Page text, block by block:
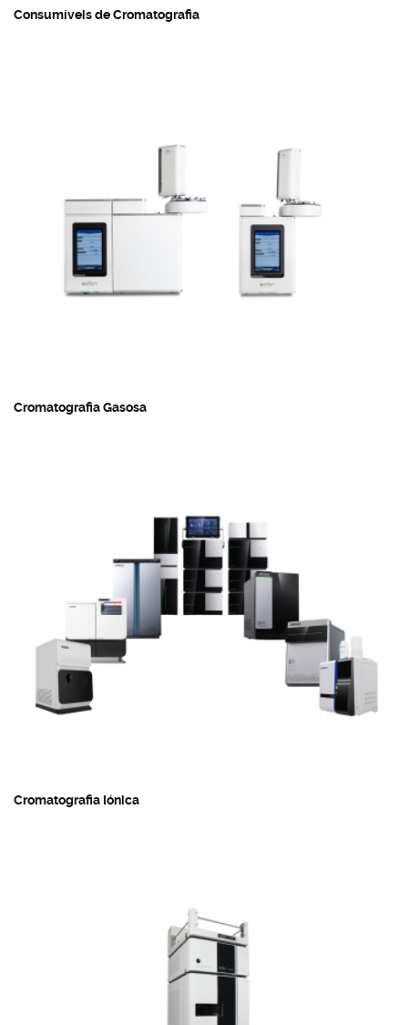
Consumíveis de Cromatografia
Cromatografia Gasosa
Cromatografia Iónica